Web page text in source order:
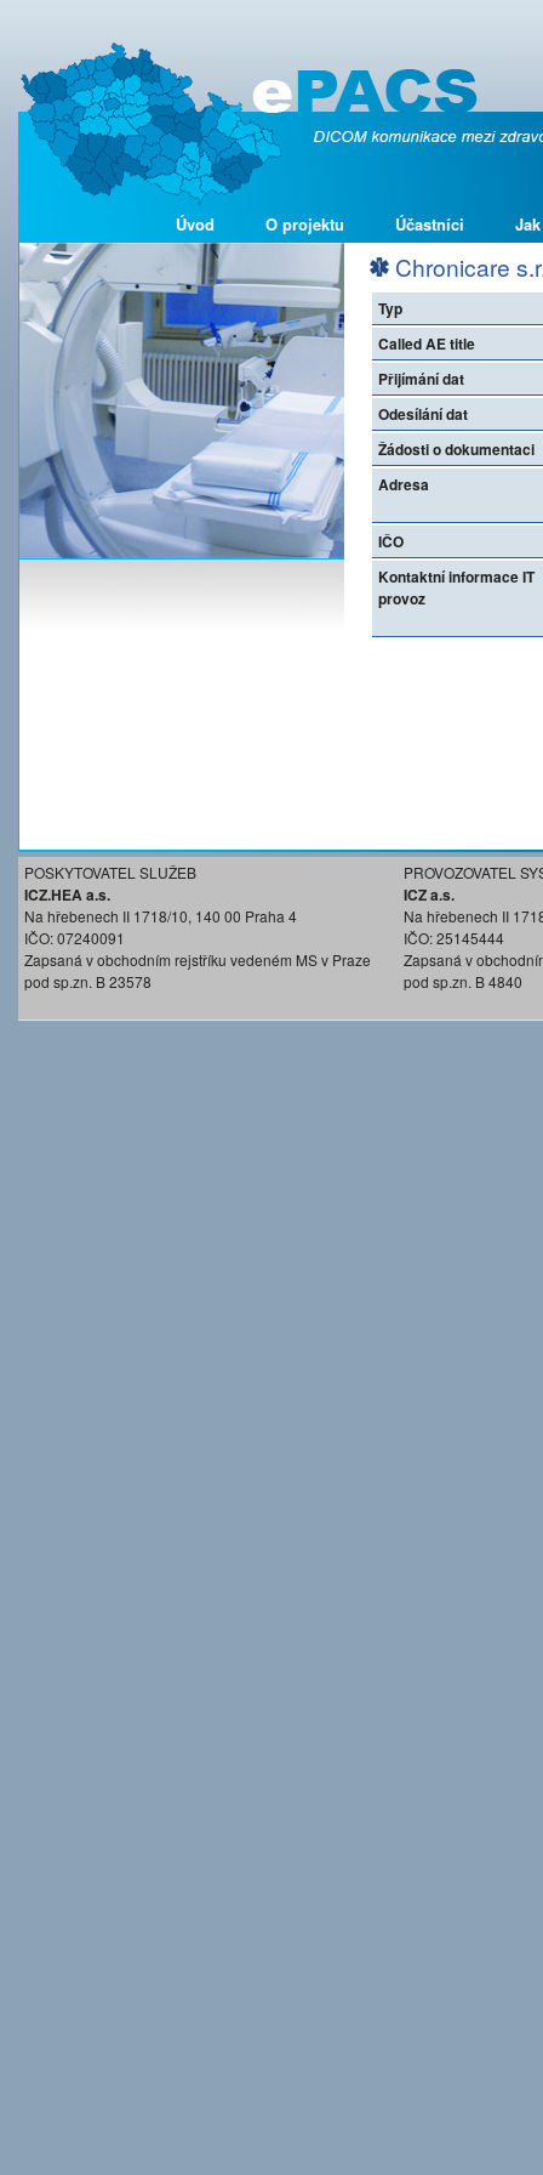
Úvod O projektu Účastníci
Chronicare
Typ
Called AE title
Přijímání dat
Odesílání dat
Žádosti o dokumentaci
Adresa
IČO
Kontaktní informace IT
provoz
POSKYTOVATEL SLUŽEB
ICZ.HEA a.s.
Na hřebenech II 1718/10, 140 00 Praha 4
IČO: 07240091
Zapsaná v obchodním rejstříku vedeném MS v Praze
pod sp.zn. B 23578
PROVOZOVATEL
ICZ a.s.
Na hřebenech II
IČO: 25145444
Zapsaná v
pod sp.zn. B 4840